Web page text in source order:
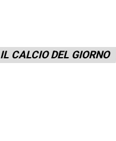
IL CALCIO DEL GIORNO